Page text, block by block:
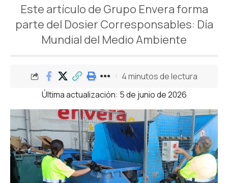
Este artículo de Grupo Envera forma
parte del Dosier Corresponsables: Día
Mundial del Medio Ambiente
Última actualización: 5 de junio de 2026
4 minutos de lectura